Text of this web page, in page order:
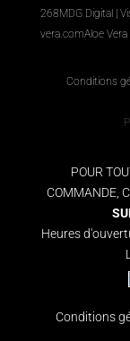
268MDG Digital
vera.comAloe
Conditions
POUR
COMMANDE,
Heures
Conditions